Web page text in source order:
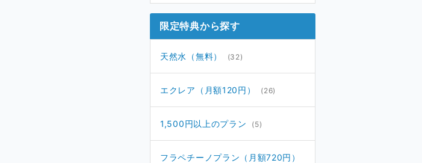
05月
04月 (7)
09月 (14)
限定特典から探す
天然水（無料） (32)
エクレア（月額120円） (26)
1,500円以上のプラン (5)
フラペチーノプラン（月額720円）